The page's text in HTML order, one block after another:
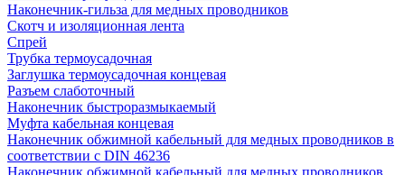
Наконечник-гильза для медных проводников
Скотч и изоляционная лента
Спрей
Трубка термоусадочная
Заглушка термоусадочная концевая
Разъем слаботочный
Наконечник быстроразмыкаемый
Муфта кабельная концевая
Наконечник обжимной кабельный для медных проводников в
соответствии с DIN 46236
Наконечник обжимной кабельный для медных проводников